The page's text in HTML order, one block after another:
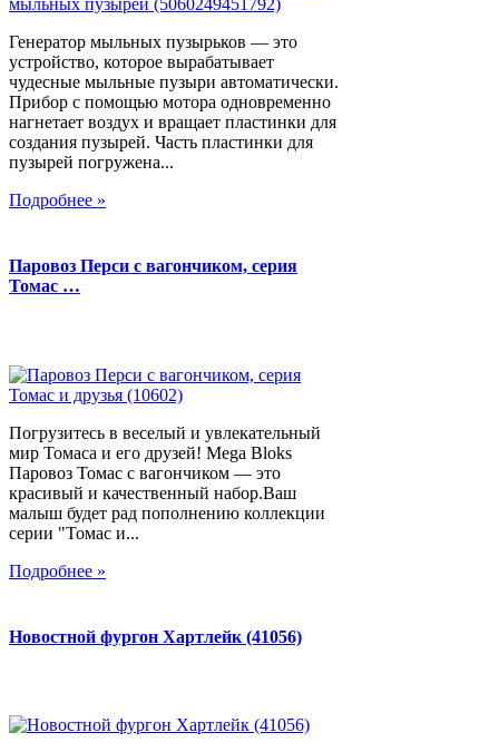
Генератор мыльных пузырьков — это
устройство, которое вырабатывает
чудесные мыльные пузыри автоматически.
Прибор с помощью мотора одновременно
нагнетает воздух и вращает пластинки для
создания пузырей. Часть пластинки для
пузырей погружена...
Подробнее »
Паровоз Перси с вагончиком, серия
Томас …
Погрузитесь в веселый и увлекательный
мир Томаса и его друзей! Mega Bloks
Паровоз Томас с вагончиком — это
красивый и качественный набор.Ваш
малыш будет рад пополнению коллекции
серии "Томас и...
Подробнее »
Новостной фургон Хартлейк (41056)